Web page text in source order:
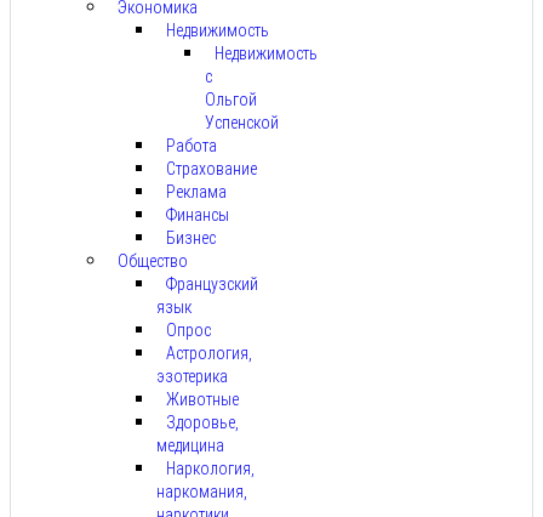
Экономика
Недвижимость
Недвижимость
с
Ольгой
Успенской
Работа
Страхование
Реклама
Финансы
Бизнес
Общество
Французский
язык
Опрос
Астрология,
эзотерика
Животные
Здоровье,
медицина
Наркология,
наркомания,